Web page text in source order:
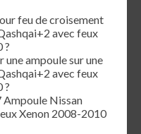
feu de croisement
avec feux
?
une ampoule sur une
avec feux
?
Ampoule Nissan
Xenon 2008-2010